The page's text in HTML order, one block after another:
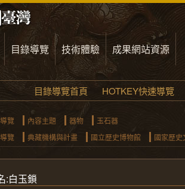
目錄導覽 技術體驗 成果網站資源
目錄導覽首頁 HOTKEY快速導覽
覽 內容主題 器物
玉石器
覽 典藏機構與計畫 國立歷史博物館 國家歷
:白玉鎖